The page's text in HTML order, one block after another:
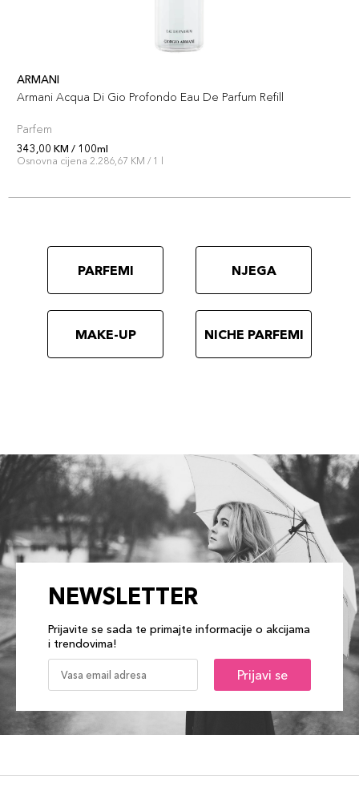
ARMANI
Armani Acqua Di Gio Profondo Eau De Parfum Refill
Parfem
343,00 KM / 100ml
Osnovna cijena 2.286,67 KM / 1 l
PARFEMI NJEGA
MAKE-UP NICHE PARFEMI
NEWSLETTER
Prijavite se sada te primajte informacije o akcijama
i trendovima!
Prijavi se